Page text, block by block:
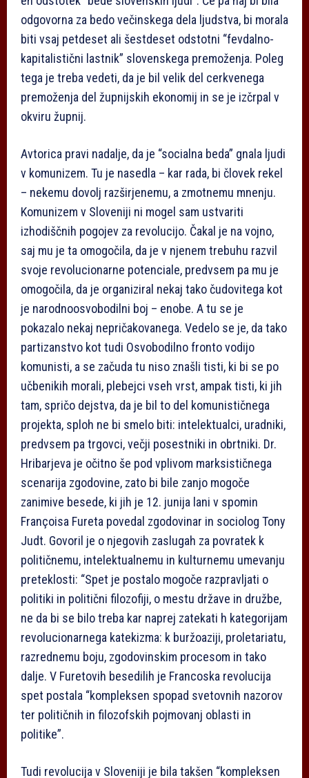
odgovorna za bedo večinskega dela ljudstva, bi morala
biti vsaj petdeset ali šestdeset odstotni “fevdalno-
kapitalistični lastnik” slovenskega premoženja. Poleg
tega je treba vedeti, da je bil velik del cerkvenega
premoženja del župnijskih ekonomij in se je izčrpal v
okviru župnij.
Avtorica pravi nadalje, da je “socialna beda” gnala ljudi
v komunizem. Tu je nasedla – kar rada, bi človek rekel
– nekemu dovolj razširjenemu, a zmotnemu mnenju.
Komunizem v Sloveniji ni mogel sam ustvariti
izhodiščnih pogojev za revolucijo. Čakal je na vojno,
saj mu je ta omogočila, da je v njenem trebuhu razvil
svoje revolucionarne potenciale, predvsem pa mu je
omogočila, da je organiziral nekaj tako čudovitega kot
je narodnoosvobodilni boj – enobe. A tu se je
pokazalo nekaj nepričakovanega. Vedelo se je, da tako
partizanstvo kot tudi Osvobodilno fronto vodijo
komunisti, a se začuda tu niso znašli tisti, ki bi se po
učbenikih morali, plebejci vseh vrst, ampak tisti, ki jih
tam, spričo dejstva, da je bil to del komunističnega
projekta, sploh ne bi smelo biti: intelektualci, uradniki,
predvsem pa trgovci, večji posestniki in obrtniki. Dr.
Hribarjeva je očitno še pod vplivom marksističnega
scenarija zgodovine, zato bi bile zanjo mogoče
zanimive besede, ki jih je 12. junija lani v spomin
Françoisa Fureta povedal zgodovinar in sociolog Tony
Judt. Govoril je o njegovih zaslugah za povratek k
političnemu, intelektualnemu in kulturnemu umevanju
preteklosti: “Spet je postalo mogoče razpravljati o
politiki in politični filozofiji, o mestu države in družbe,
ne da bi se bilo treba kar naprej zatekati h kategorijam
revolucionarnega katekizma: k buržoaziji, proletariatu,
razrednemu boju, zgodovinskim procesom in tako
dalje. V Furetovih besedilih je Francoska revolucija
spet postala “kompleksen spopad svetovnih nazorov
ter političnih in filozofskih pojmovanj oblasti in
politike”.
Tudi revolucija v Sloveniji je bila takšen “kompleksen